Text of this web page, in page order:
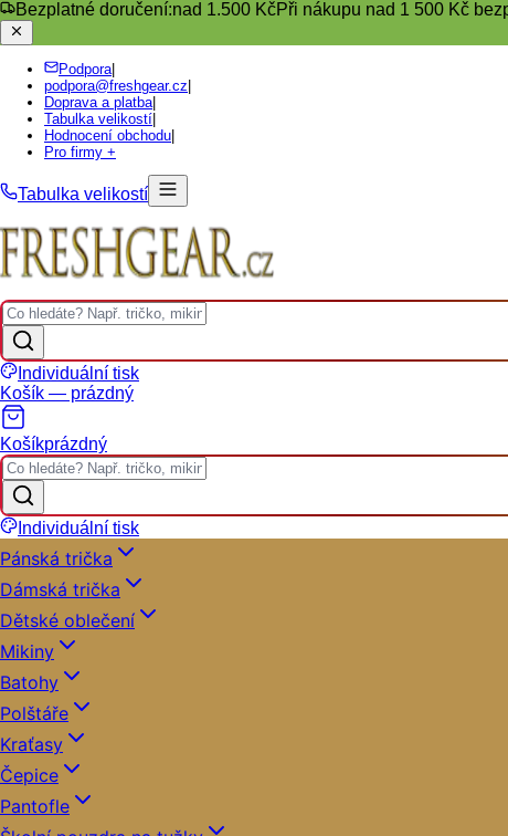
Bezplatné doručení:nad 1.500 KčPři nákupu nad 1 500 Kč
Podpora|
podpora@freshgear.cz
Doprava a platba|
Tabulka velikostí
Hodnocení obchodu
Pro firmy +
Tabulka velikostí
Individuální tisk
Košík — prázdný
Košíkprázdný
Individuální tisk
Pánská trička
Dámská trička
Dětské oblečení
Mikiny
Batohy
Polštáře
Kraťasy
Čepice
Pantofle